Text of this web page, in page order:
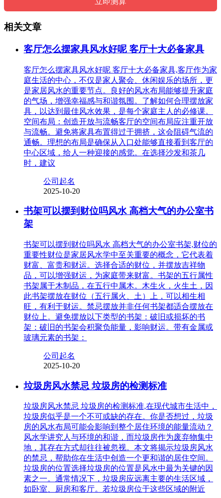
相关文章
客厅怎么摆家具风水好呢 客厅十大必备家具
客厅怎么摆家具风水好呢 客厅十大必备家具,客厅作为家
庭生活的中心，不仅是家人聚会、休闲娱乐的场所，更
是家居风水的重要节点。良好的风水布局能够提升家庭
的气场，增强幸福感与和谐氛围。了解如何合理摆放家
具，以达到最佳风水效果，是每个家庭主人的必修课。
空间布局：创造开放与流畅客厅的空间布局应注重开放
与流畅。避免将家具布置得过于拥挤，这会阻碍气流的
通畅。理想的布局是确保从入口处能够直接看到客厅的
中心区域，给人一种迎接的感觉。在选择沙发和茶几
时，建议
公司起名
2025-10-20
书架可以摆到财位吗风水 高档大气的办公室书
架
书架可以摆到财位吗风水 高档大气的办公室书架,财位的
重要性财位是家居风水学中至关重要的概念，它代表着
财富、富贵和财运。选择合适的财位，并摆放吉祥物
品，可以增强财运，为家庭带来财富。书架的五行属性
书架属于木制品，在五行中属木。木生火，火生土，因
此书架摆放在财位（五行属火、土）上，可以相生相
旺，有利于财运。禁忌摆放并非任何书架都适合摆放在
财位上。避免摆放以下类型的书架：破旧或损坏的书
架：破旧的书架会积聚负能量，影响财运。带有金属或
玻璃元素的书架：
公司起名
2025-10-20
垃圾房风水禁忌 垃圾房的检测标准
垃圾房风水禁忌 垃圾房的检测标准,在现代城市生活中，
垃圾房似乎是一个不可或缺的存在。你是否想过，垃圾
房的风水布局可能会影响到整个居住环境的能量流动？
风水学讲究人与环境的和谐，而垃圾房作为废弃物集中
地，其存在方式却往往被忽视。本文将揭示垃圾房风水
的禁忌，帮助你在生活中创造一个更和谐的居住空间。
垃圾房的位置选择垃圾房的位置是风水中最为关键的因
素之一。通常情况下，垃圾房应远离主要的生活区域，
如卧室、厨房和客厅。若垃圾房位于这些区域的附近